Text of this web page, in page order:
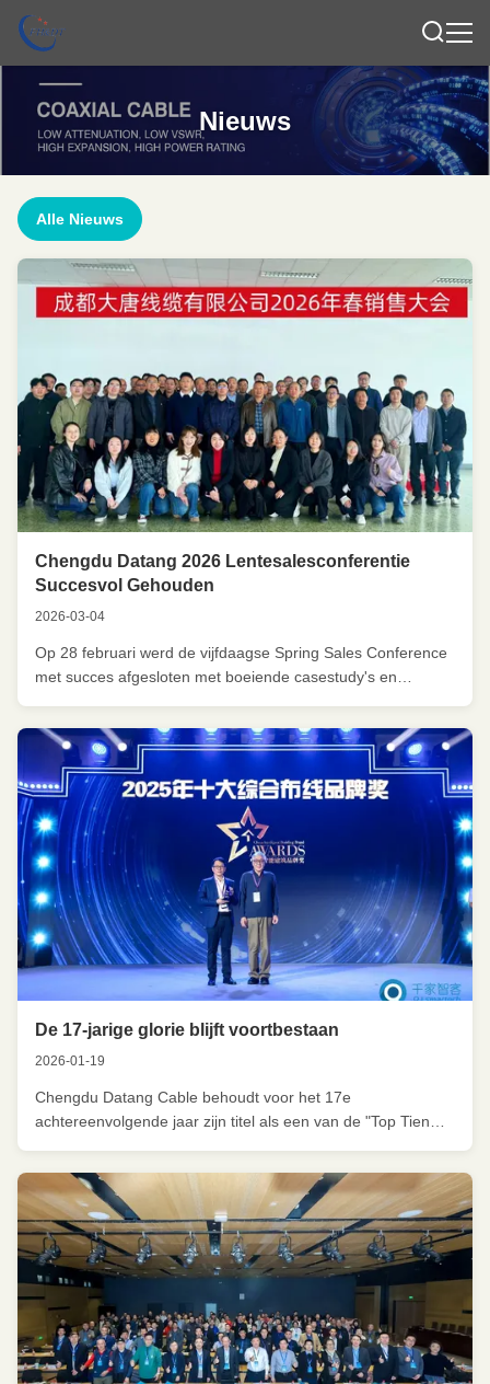
Nieuws
Alle Nieuws
Chengdu Datang 2026 Lentesalesconferentie
Succesvol Gehouden
2026-03-04
Op 28 februari werd de vijfdaagse Spring Sales Conference
met succes afgesloten met boeiende casestudy's en
verkoopplatform.maar een gloednieuw beginDoor de
conferentie hebben de medewerkers van Chengdu Datang
hun denken verenigd, hun doelen verduidelijkt en ...
De 17-jarige glorie blijft voortbestaan
2026-01-19
Chengdu Datang Cable behoudt voor het 17e
achtereenvolgende jaar zijn titel als een van de "Top Tien
China". Op 11 december 2025 werd de 26e CIBIS Building
Intelligence Summit gehouden in Guangzhou.werd
uitgenodigd om deel te nemen en toonde zijn ...